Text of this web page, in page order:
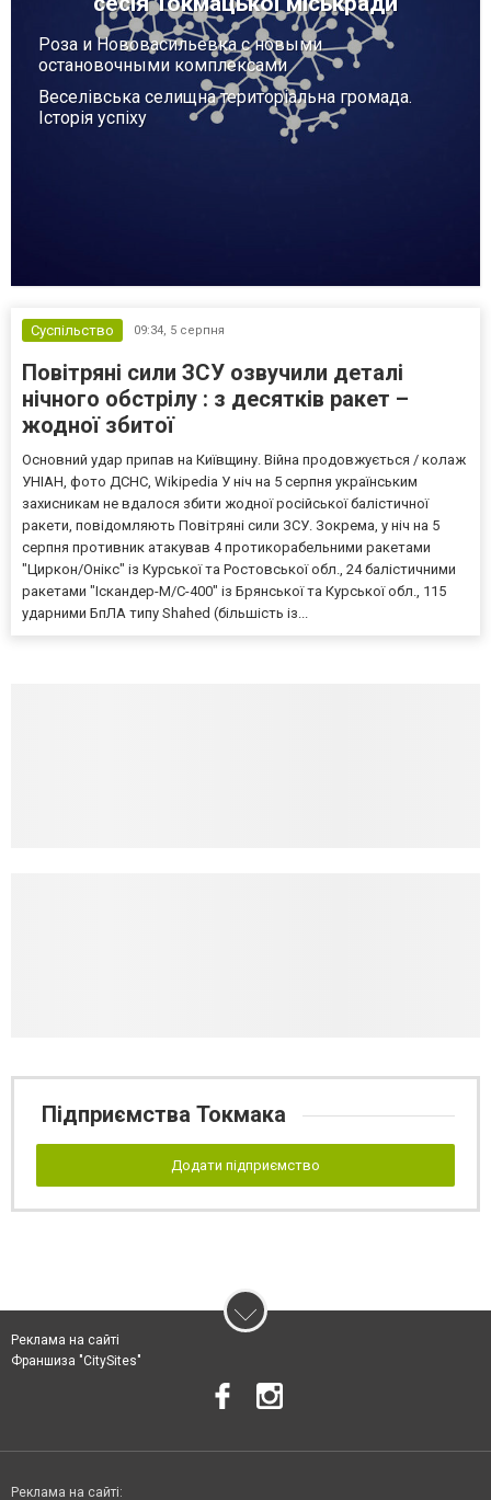
Роза и Нововасильевка с новыми
остановочными комплексами
Веселівська селищна територіальна громада.
Історія успіху
Суспільство 09:34, 5 серпня
Повітряні сили ЗСУ озвучили деталі
нічного обстрілу : з десятків ракет –
жодної збитої
Основний удар припав на Київщину. Війна продовжується / колаж
УНІАН, фото ДСНС, Wikipedia У ніч на 5 серпня українським
захисникам не вдалося збити жодної російської балістичної
ракети, повідомляють Повітряні сили ЗСУ. Зокрема, у ніч на 5
серпня противник атакував 4 протикорабельними ракетами
"Циркон/Онікс" із Курської та Ростовської обл., 24 балістичними
ракетами "Іскандер-М/С-400" із Брянської та Курської обл., 115
ударними БпЛА типу Shahed (більшість із...
Підприємства Токмака
Додати підприємство
Реклама на сайті
Франшиза "CitySites"
Реклама на сайті: